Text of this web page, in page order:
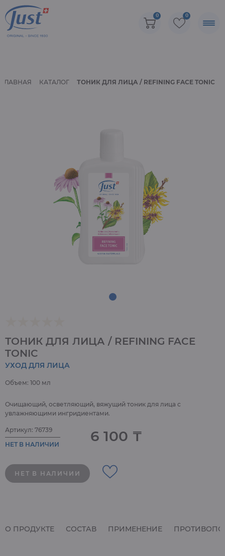
0 0
ГЛАВНАЯ КАТАЛОГ ТОНИК ДЛЯ ЛИЦА / REFINING FACE TONIC
ТОНИК ДЛЯ ЛИЦА / REFINING FACE
TONIC
УХОД ДЛЯ ЛИЦА
Объем: 100 мл
Очищающий, осветляющий, вяжущий тоник для лица с
увлажняющими ингридиентами.
Артикул: 76739
НЕТ В НАЛИЧИИ
6 100 ₸
НЕТ В НАЛИЧИИ
О ПРОДУКТЕ СОСТАВ ПРИМЕНЕНИЕ